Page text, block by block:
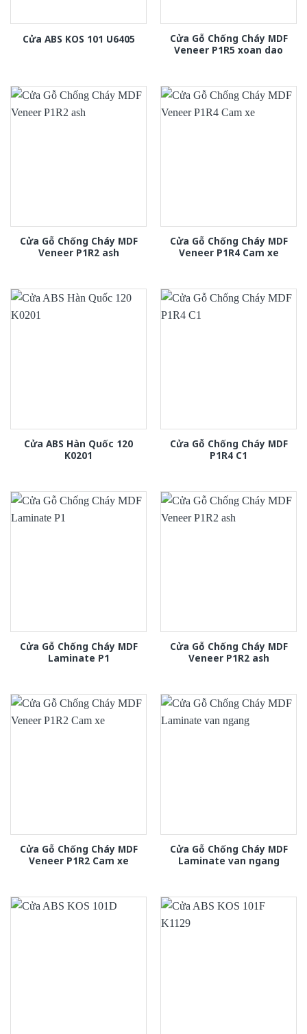
Cửa ABS KOS 101 U6405
Cửa Gỗ Chống Cháy MDF
Veneer P1R5 xoan dao
Cửa Gỗ Chống Cháy MDF
Veneer P1R2 ash
Cửa Gỗ Chống Cháy MDF
Veneer P1R4 Cam xe
Cửa ABS Hàn Quốc 120
K0201
Cửa Gỗ Chống Cháy MDF
P1R4 C1
Cửa Gỗ Chống Cháy MDF
Laminate P1
Cửa Gỗ Chống Cháy MDF
Veneer P1R2 ash
Cửa Gỗ Chống Cháy MDF
Veneer P1R2 Cam xe
Cửa Gỗ Chống Cháy MDF
Laminate van ngang